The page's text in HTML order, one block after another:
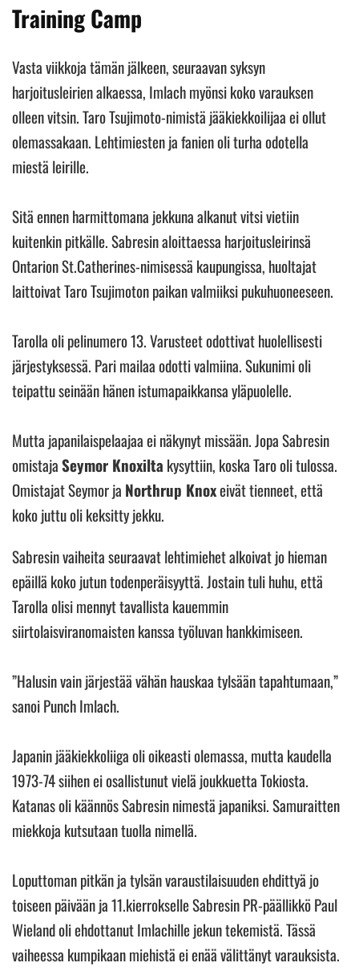
Training Camp
Vasta viikkoja tämän jälkeen, seuraavan syksyn
harjoitusleirien alkaessa, Imlach myönsi koko varauksen
olleen vitsin. Taro Tsujimoto-nimistä jääkiekkoilijaa ei ollut
olemassakaan. Lehtimiesten ja fanien oli turha odotella
miestä leirille.
Sitä ennen harmittomana jekkuna alkanut vitsi vietiin
kuitenkin pitkälle. Sabresin aloittaessa harjoitusleirinsä
Ontarion St.Catherines-nimisessä kaupungissa, huoltajat
laittoivat Taro Tsujimoton paikan valmiiksi pukuhuoneeseen.
Tarolla oli pelinumero 13. Varusteet odottivat huolellisesti
järjestyksessä. Pari mailaa odotti valmiina. Sukunimi oli
teipattu seinään hänen istumapaikkansa yläpuolelle.
Mutta japanilaispelaajaa ei näkynyt missään. Jopa Sabresin
omistajaSeymor Knoxilta kysyttiin, koska Taro oli tulossa.
Omistajat Seymor ja Northrup Knoxeivät tienneet, että
koko juttu oli keksitty jekku.
Sabresin vaiheita seuraavat lehtimiehet alkoivat jo hieman
epäillä koko jutun todenperäisyyttä. Jostain tuli huhu, että
Tarolla olisi mennyt tavallista kauemmin
siirtolaisviranomaisten kanssa työluvan hankkimiseen.
”Halusin vain järjestää vähän hauskaa tylsään tapahtumaan,”
sanoi Punch Imlach.
Japanin jääkiekkoliiga oli oikeasti olemassa, mutta kaudella
1973-74 siihen ei osallistunut vielä joukkuetta Tokiosta.
Katanas oli käännös Sabresin nimestä japaniksi. Samuraitten
miekkoja kutsutaan tuolla nimellä.
Loputtoman pitkän ja tylsän varaustilaisuuden ehdittyä jo
toiseen päivään ja 11.kierrokselle Sabresin PR-päällikkö Paul
Wieland oli ehdottanut Imlachille jekun tekemistä. Tässä
vaiheessa kumpikaan miehistä ei enää välittänyt varauksista.